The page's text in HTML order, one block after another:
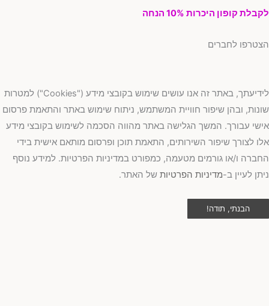
קופון היכרות 10% הנחה
לחברים
לידיעתך, באתר זה אנו עושים שימוש בקובצי מידע ("Cookies") למטרות
ובהן שיפור חוויית המשתמש, ניתוח שימוש באתר והתאמת פרסום
עבורך. המשך הגלישה באתר מהווה הסכמה לשימוש בקובצי מידע
לצורך שיפור השירותים, התאמת תוכן ופרסום מותאם אישית בידי
ו/או גורמים מטעמה, כמפורט במדיניות הפרטיות. למידע נוסף
לעיין ב-מדיניות הפרטיותשל האתר.
הבנתי, תודה!